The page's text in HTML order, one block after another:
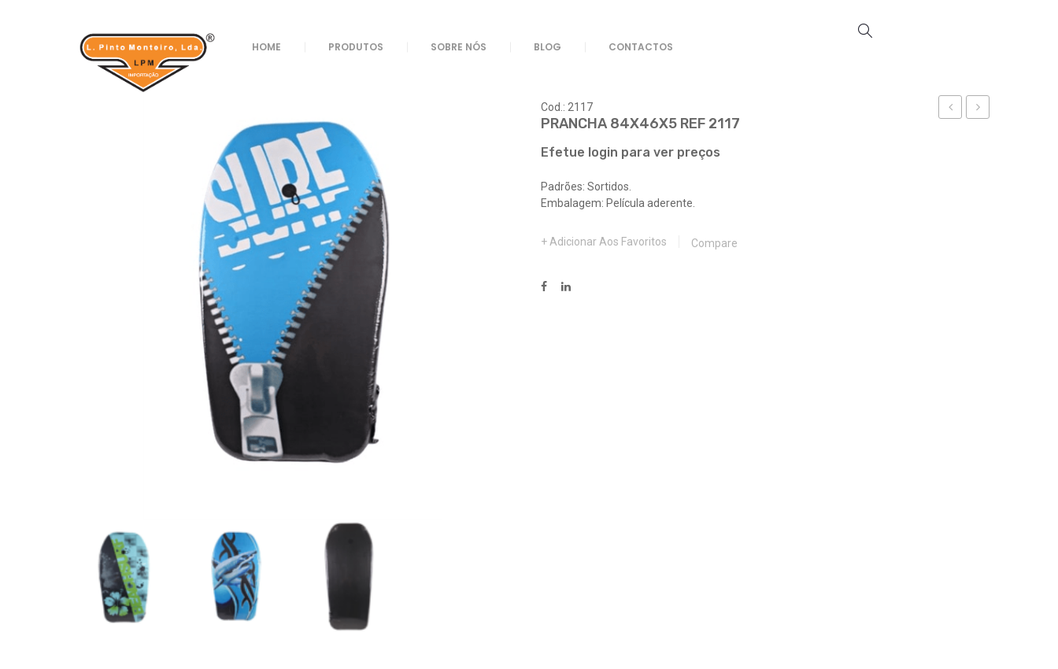
HOME PRODUTOS SOBRE NÓS BLOG CONTACTOS
Loja /Verão /Desporto
Cod.: 2117
PRANCHA 84X46X5 REF 2117
Efetue login para ver preços
Padrões: Sortidos.
Embalagem: Película aderente.
Adicionar Aos Favoritos Compare